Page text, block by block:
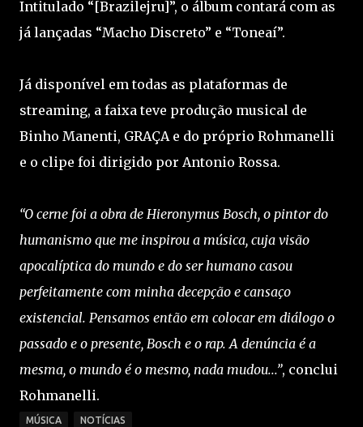
Intitulado “[Brazilejru]”, o álbum contará com as
já lançadas “Macho Discreto” e “Toneaí”.
Já disponível em todas as plataformas de
streaming, a faixa teve produção musical de
Binho Manenti, GRAÇA e do próprio Rohmanelli
e o clipe foi dirigido por Antonio Rossa.
“O cerne foi a obra de Hieronymus Bosch, o pintor do
humanismo que me inspirou a música, cuja visão
apocalíptica do mundo e do ser humano casou
perfeitamente com minha decepção e cansaço
existencial. Pensamos então em colocar em diálogo o
passado e o presente, Bosch e o rap. A denúncia é a
mesma, o mundo é o mesmo, nada mudou...”, conclui
Rohmanelli.
MÚSICA NOTÍCIAS